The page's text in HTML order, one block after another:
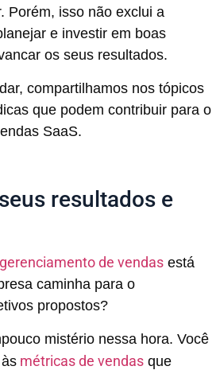
Porém, isso não exclui a
e investir em boas
os seus resultados.
compartilhamos nos tópicos
que podem contribuir para o
SaaS.
resultados e
gerenciamento de vendas está
caminha para o
propostos?
mistério nessa hora. Você
métricas de vendas que